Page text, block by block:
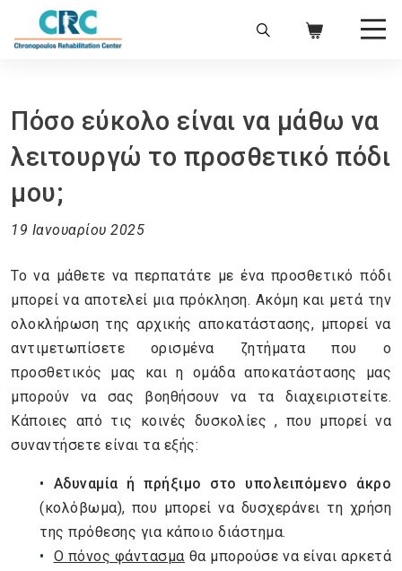
Πόσο εύκολο είναι να μάθω να
λειτουργώ το προσθετικό πόδι
μου;
19 Ιανουαρίου 2025
Το να μάθετε να περπατάτε με ένα προσθετικό πόδι
μπορεί να αποτελεί μια πρόκληση. Ακόμη και μετά την
ολοκλήρωση της αρχικής αποκατάστασης, μπορεί να
αντιμετωπίσετε ορισμένα ζητήματα που ο
προσθετικός μας και η ομάδα αποκατάστασης μας
μπορούν να σας βοηθήσουν να τα διαχειριστείτε.
Κάποιες από τις κοινές δυσκολίες , που μπορεί να
συναντήσετε είναι τα εξής:
Αδυναμία ή πρήξιμο στο υπολειπόμενο άκρο
(κολόβωμα), που μπορεί να δυσχεράνει τη χρήση
της πρόθεσης για κάποιο διάστημα.
Ο πόνος φάντασμα θα μπορούσε να είναι αρκετά